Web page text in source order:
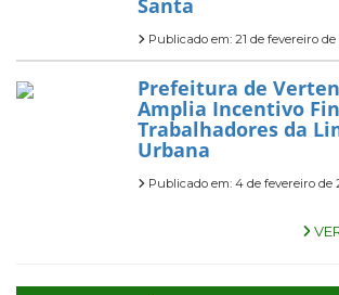
Santa
Publicado em: 21 de fevereiro de
Prefeitura de
Amplia Incentivo
Trabalhadores da
Urbana
Publicado em: 4 de fevereiro de